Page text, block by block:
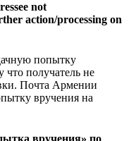
not
action/processing on
попытку
что получатель не
Почта Армении
вручения на
вручения» по